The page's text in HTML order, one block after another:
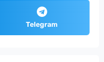
Telegram